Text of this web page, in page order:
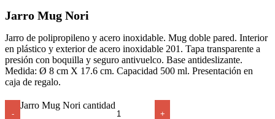
Jarro Mug Nori
Jarro de polipropileno y acero inoxidable. Mug doble pared. Interior
en plástico y exterior de acero inoxidable 201. Tapa transparente a
presión con boquilla y seguro antivuelco. Base antideslizante.
Medida: Ø 8 cm X 17.6 cm. Capacidad 500 ml. Presentación en
caja de regalo.
-
Jarro Mug Nori cantidad
+